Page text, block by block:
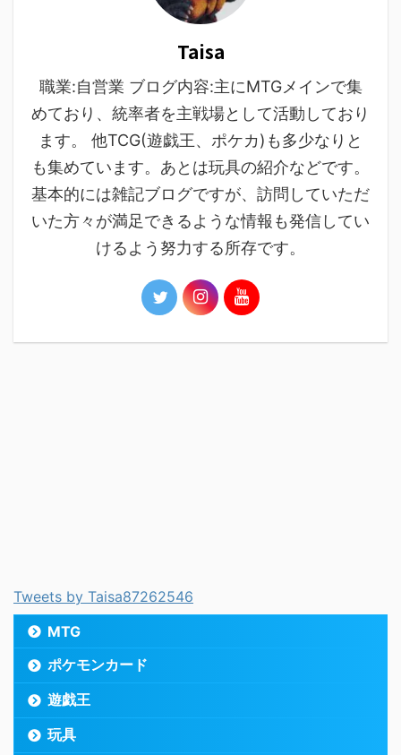
Taisa
職業:自営業 ブログ内容:主にMTGメインで集
めており、統率者を主戦場として活動しており
ます。 他TCG(遊戯王、ポケカ)も多少なりと
も集めています。あとは玩具の紹介などです。
基本的には雑記ブログですが、訪問していただ
いた方々が満足できるような情報も発信してい
けるよう努力する所存です。
Tweets by Taisa87262546
MTG
ポケモンカード
遊戯王
玩具